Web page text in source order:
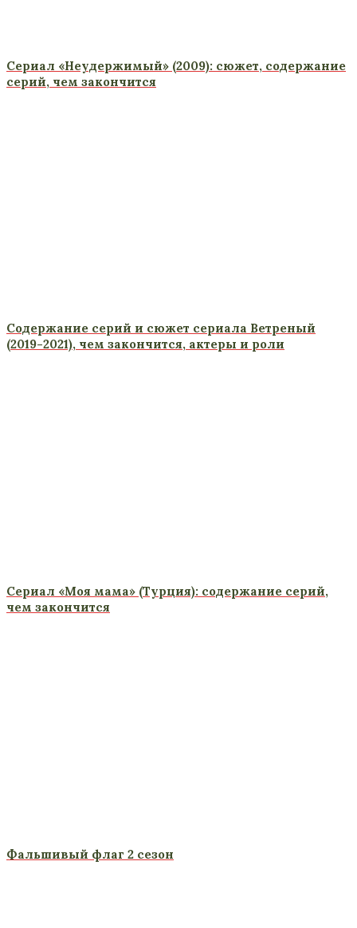
Сериал «Неудержимый» (2009): сюжет, содержание
серий, чем закончится
Содержание серий и сюжет сериала Ветреный
(2019-2021), чем закончится, актеры и роли
Сериал «Моя мама» (Турция): содержание серий,
чем закончится
Фальшивый флаг 2 сезон